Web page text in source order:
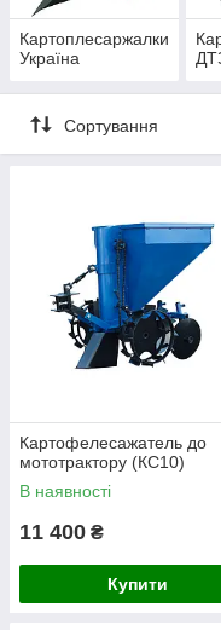
Картоплесаржалки
Україна
Сортування
Картофелесажатель до
мототрактору (КС10)
В наявності
11 400 ₴
Купити